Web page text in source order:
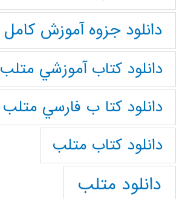
دانلود جزوه آموزش کامل matlab
دانلود كتاب آموزشي متلب
دانلود كتا ب فارسي متلب
دانلود كتاب متلب
دانلود متلب